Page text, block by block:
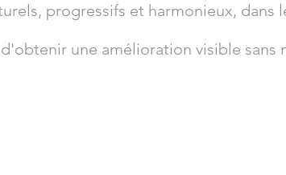
progressifs et harmonieux, dans
une amélioration visible sans